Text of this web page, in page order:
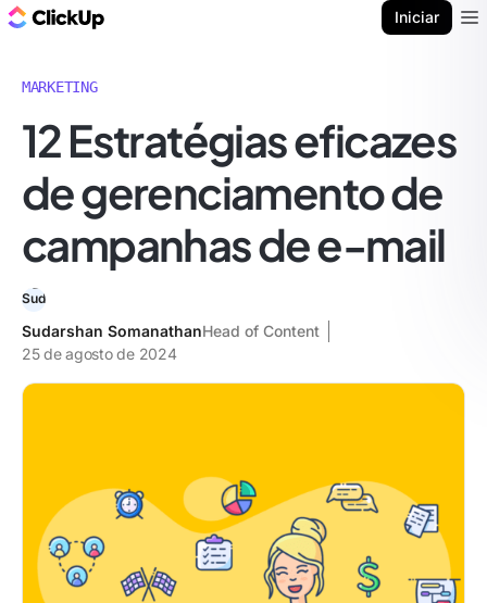
Iniciar
MARKETING
12 Estratégias eficazes
de gerenciamento de
campanhas de e-mail
Sudarshan SomanathanHead of Content
25 de agosto de 2024